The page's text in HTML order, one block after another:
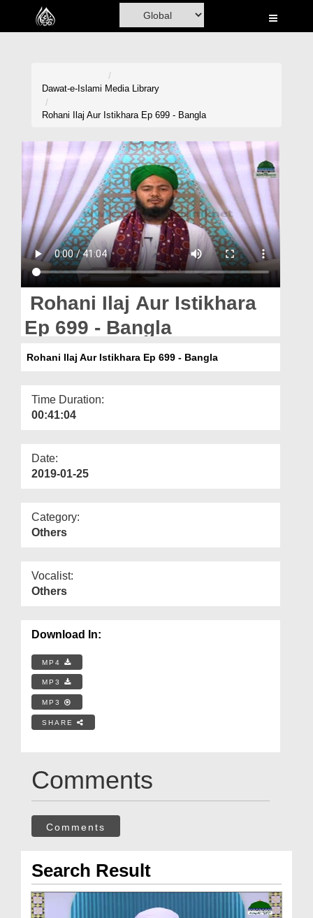
Home
Volunteer Portal
Rohani Ilaj
Donation
Blog
Magazine
Dawat-e-Islami Media Library
Rohani Ilaj Aur Istikhara Ep 699 - Bangla
Rohani Ilaj Aur Istikhara
Ep 699 - Bangla
Rohani Ilaj Aur Istikhara Ep 699 - Bangla
Time Duration:
00:41:04
Date:
2019-01-25
Category:
Others
Vocalist:
Others
Download In:
MP4
MP3
MP3
SHARE
Comments
Comments
Search Result